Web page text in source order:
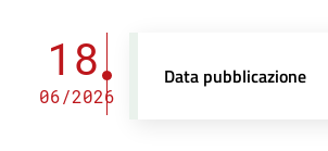
18
06/2026
Data pubblicazione